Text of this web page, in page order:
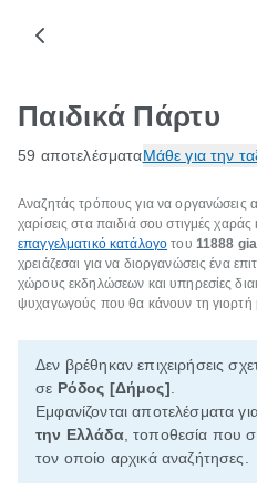
Παιδικά Πάρτυ
59 αποτελέσματαΜάθε για την
Αναζητάς τρόπους για να οργανώσεις
χαρίσεις στα παιδιά σου στιγμές
επαγγελματικό κατάλογο του 11888
χρειάζεσαι για να διοργανώσεις ένα
χώρους εκδηλώσεων και υπηρεσίες
ψυχαγωγούς που θα κάνουν τη γιορτή
Δεν βρέθηκαν επιχειρήσεις
σε Ρόδος [Δήμος]
Εμφανίζονται αποτελέσματα
την Ελλάδα, τοποθεσία που
τον οποίο αρχικά αναζήτησες.